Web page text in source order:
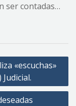
ser contadas…
«escuchas»